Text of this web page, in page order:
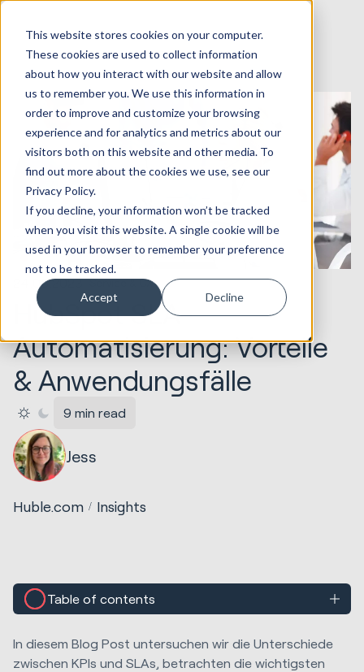
This website stores cookies on your computer.
These cookies are used to collect information
about how you interact with our website and allow
us to remember you. We use this information in
order to improve and customize your browsing
experience and for analytics and metrics about our
visitors both on this website and other media. To
find out more about the cookies we use, see our
Privacy Policy.
If you decline, your information won’t be tracked
when you visit this website. A single cookie will be
used in your browser to remember your preference
not to be tracked.
Accept Decline
24.05.2023 Service & CX
HubSpot SLA-
Automatisierung: Vorteile
& Anwendungsfälle
9 min read
Jess
Huble.com Insights
Table of contents
In diesem Blog Post untersuchen wir die Unterschiede
zwischen KPIs und SLAs, betrachten die wichtigsten